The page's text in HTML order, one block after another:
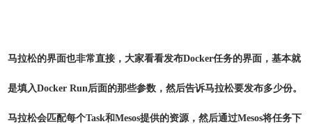
马拉松的界面也非常直接，大家看看发布Docker任务的界面，基本就
是填入Docker Run后面的那些参数，然后告诉马拉松要发布多少份。
马拉松会匹配每个Task和Mesos提供的资源，然后通过Mesos将任务下